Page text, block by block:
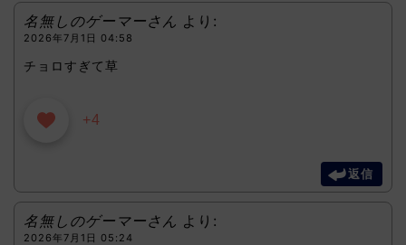
名無しのゲーマーさん より:
2026年7月1日 04:58
チョロすぎて草
+4
返信
名無しのゲーマーさん より:
2026年7月1日 05:24